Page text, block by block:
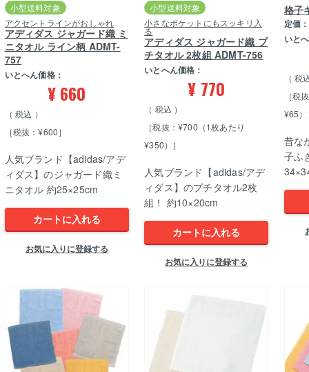
小型送料対象
アクセントラインがおしゃれ
アディダス ジャガード織 ミ
ニタオル ライン柄 ADMT-
757
いとへん価格：
¥ 660
税込
［税抜：¥600］
人気ブランド【adidas/アデ
ィダス】のジャガード織ミ
ニタオル 約25×25cm
カートに入れる
お気に入りに登録する
小型送料対象
小さなポケットにもスッキリ入
る
アディダス ジャガード織 プ
チタオル 2枚組 ADMT-756
いとへん価格：
¥ 770
税込
［税抜：¥700（1枚あたり
¥350）］
人気ブランド【adidas/アデ
ィダス】のプチタオル2枚
組！ 約10×20cm
カートに入れる
お気に入りに登録する
格子
定価：
いと
税
［税
¥65
昔な
子